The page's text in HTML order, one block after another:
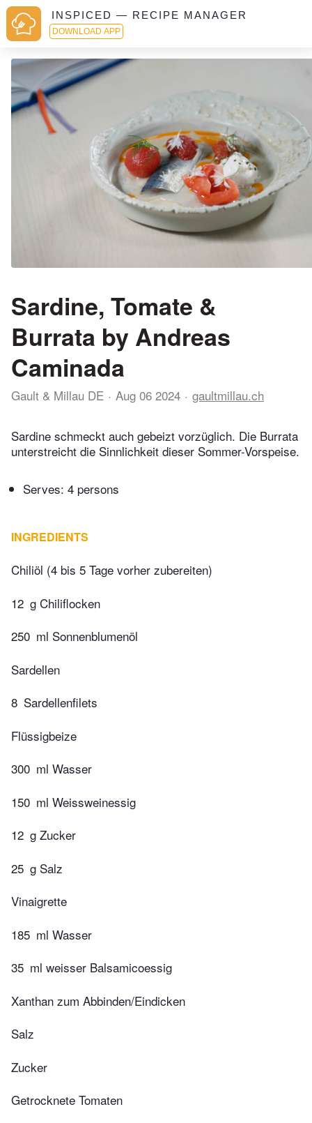
INSPICED — RECIPE MANAGER
DOWNLOAD APP
Sardine, Tomate &
Burrata by Andreas
Caminada
Gault & Millau DE Aug 06 2024 gaultmillau.ch
Sardine schmeckt auch gebeizt vorzüglich. Die Burrata
unterstreicht die Sinnlichkeit dieser Sommer-Vorspeise.
Serves: 4 persons
INGREDIENTS
Chiliöl (4 bis 5 Tage vorher zubereiten)
12 g Chiliflocken
250 ml Sonnenblumenöl
Sardellen
8 Sardellenfilets
Flüssigbeize
300 ml Wasser
150 ml Weissweinessig
12 g Zucker
25 g Salz
Vinaigrette
185 ml Wasser
35 ml weisser Balsamicoessig
Xanthan zum Abbinden/Eindicken
Salz
Zucker
Getrocknete Tomaten